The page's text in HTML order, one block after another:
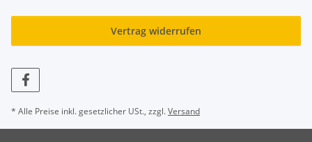
Vertrag widerrufen
* Alle Preise inkl. gesetzlicher USt., zzgl.Versand